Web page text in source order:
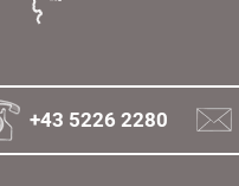
+43 5226 2280